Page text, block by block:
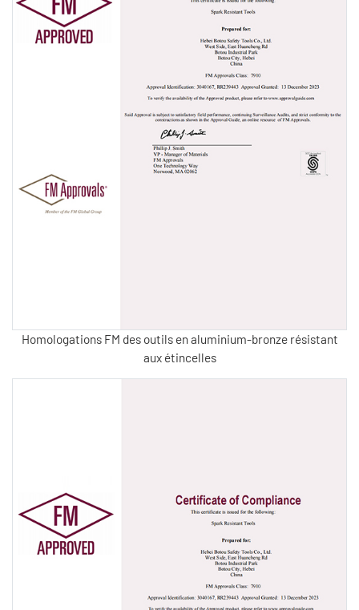
Homologations FM des outils en aluminium-bronze résistant
aux étincelles